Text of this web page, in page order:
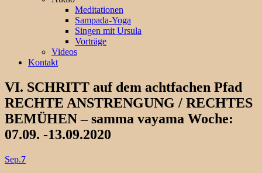
Meditationen
Sampada-Yoga
Singen mit Ursula
Vorträge
Videos
Kontakt
VI. SCHRITT auf dem achtfachen Pfad
RECHTE ANSTRENGUNG / RECHTES
BEMÜHEN – samma vayama Woche:
07.09. -13.09.2020
Sep.7